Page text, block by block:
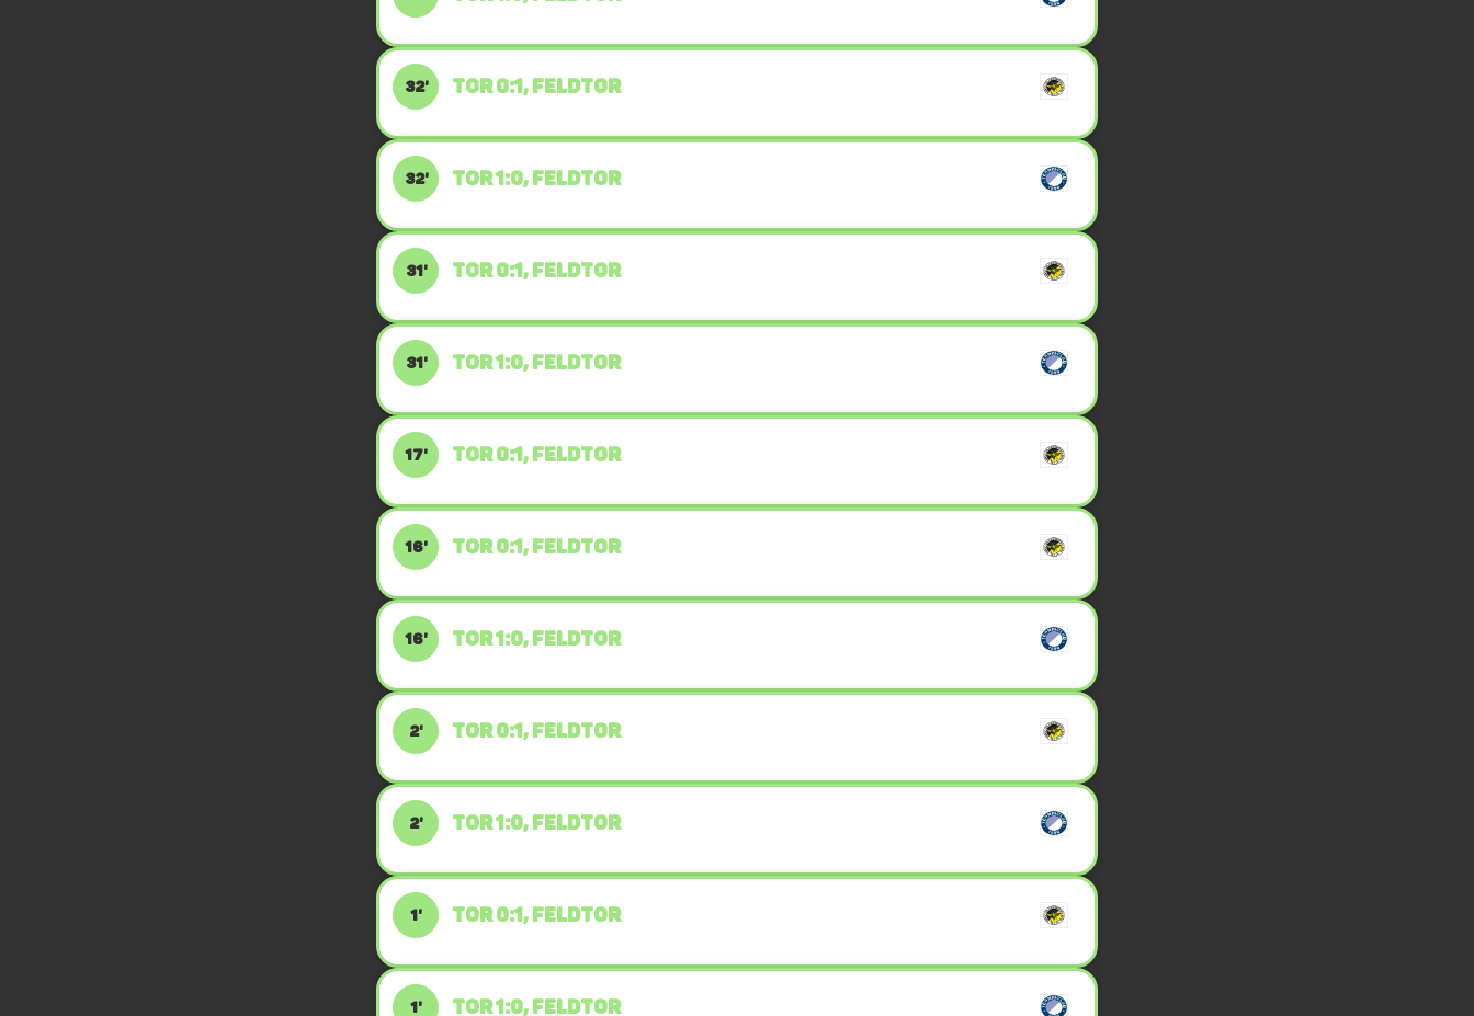
32' TOR 0:1, FELDTOR
32' TOR 1:0, FELDTOR
31' TOR 0:1, FELDTOR
31' TOR 1:0, FELDTOR
17' TOR 0:1, FELDTOR
16' TOR 0:1, FELDTOR
16' TOR 1:0, FELDTOR
2' TOR 0:1, FELDTOR
2' TOR 1:0, FELDTOR
1' TOR 0:1, FELDTOR
1' TOR 1:0, FELDTOR